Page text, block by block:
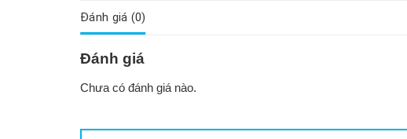
Đánh giá (0)
Đánh giá
Chưa có đánh giá nào.